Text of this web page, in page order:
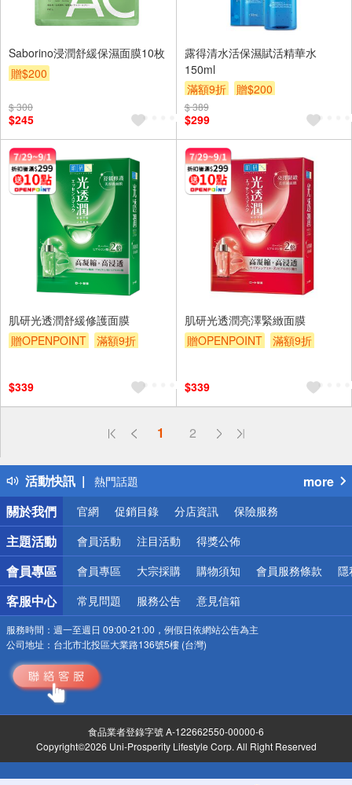
Saborino浸潤舒緩保濕面膜10枚
贈$200
$ 300
$245
露得清水活保濕賦活精華水
150ml
滿額9折
贈$200
$ 389
$299
肌研光透潤舒緩修護面膜
贈OPENPOINT
滿額9折
$339
肌研光透潤亮澤緊緻面膜
贈OPENPOINT
滿額9折
$339
1 2
活動快訊
偏遠地區配送
得獎公告
熱門話題
銀行優惠
偏遠地區配送
詐騙網頁！請小心！
more
關於我們
官網 促銷目錄 分店資訊 保險服務
主題活動 會員活動 注目活動 得獎公佈
會員專區 會員專區 大宗採購 購物須知 會員服務條款 隱
客服中心 常見問題 服務公告 意見信箱
服務時間： 週一至週日 09:00-21:00，例假日依網站公告為主
公司地址： 台北市北投區大業路136號5樓 (台灣)
食品業者登錄字號 A-122662550-00000-6
Copyright©2026 Uni-Prosperity Lifestyle Corp. All Right Reserved